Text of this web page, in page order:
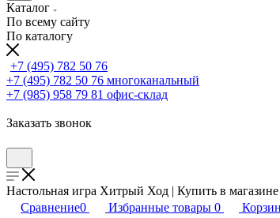
Каталог
По всему сайту
По каталогу
+7 (495) 782 50 76
+7 (495) 782 50 76 многоканальный
+7 (985) 958 79 81 офис-склад
Заказать звонок
Настольная игра Хитрый Ход | Купить в
Сравнение0 Избранные товары 0